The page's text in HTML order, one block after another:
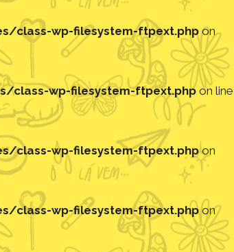
class-wp-filesystem-ftpext.phpon
wp-filesystem-ftpext.php on line
class-wp-filesystem-ftpext.phpon
class-wp-filesystem-ftpext.phpon